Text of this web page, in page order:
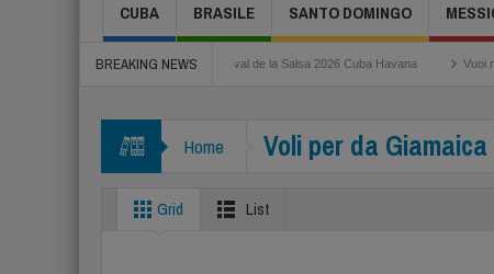
CUBA BRASILE SANTO DOMINGO
BREAKING NEWS
Festival de la Salsa 2026 Cuba Havana Vuoi risparmiare per
Home Voli per da Giamaica
Grid List